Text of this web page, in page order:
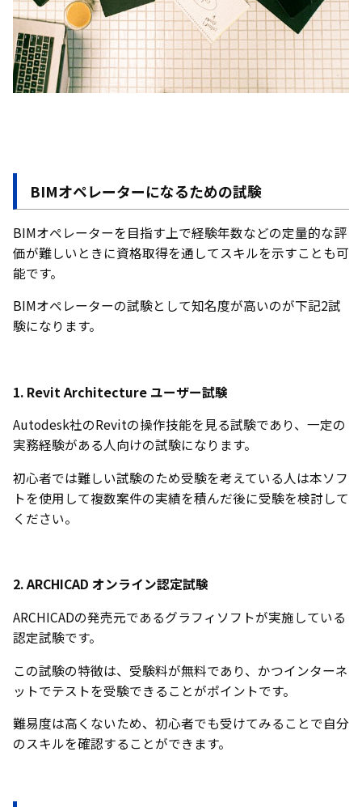
BIMオペレーターになるための試験
BIMオペレーターを目指す上で経験年数などの定量的な評
価が難しいときに資格取得を通してスキルを示すことも可
能です。
BIMオペレーターの試験として知名度が高いのが下記2試
験になります。
1. Revit Architecture ユーザー試験
Autodesk社のRevitの操作技能を見る試験であり、一定の
実務経験がある人向けの試験になります。
初心者では難しい試験のため受験を考えている人は本ソフ
トを使用して複数案件の実績を積んだ後に受験を検討して
ください。
2. ARCHICAD オンライン認定試験
ARCHICADの発売元であるグラフィソフトが実施している
認定試験です。
この試験の特徴は、受験料が無料であり、かつインターネ
ットでテストを受験できることがポイントです。
難易度は高くないため、初心者でも受けてみることで自分
のスキルを確認することができます。